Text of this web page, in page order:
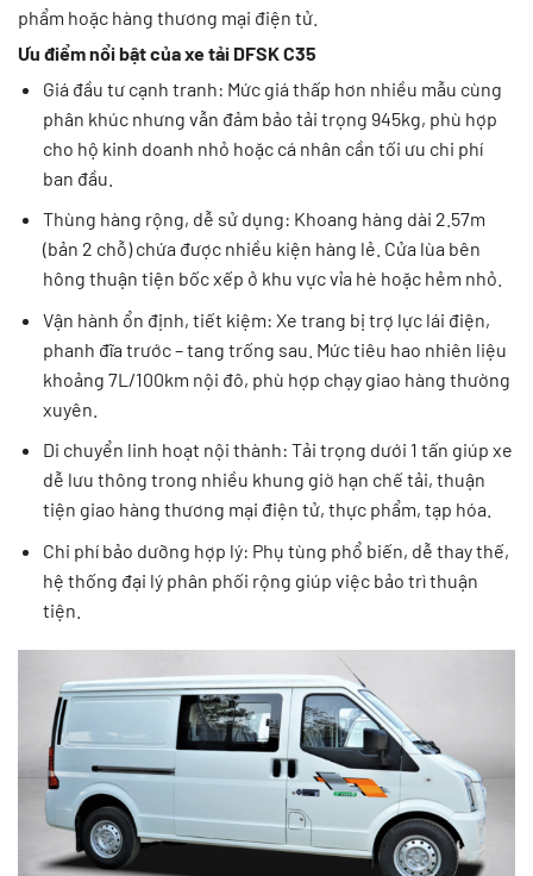
phẩm hoặc hàng thương mại điện tử.
Ưu điểm nổi bật của xe tải DFSK C35
Giá đầu tư cạnh tranh: Mức giá thấp hơn nhiều mẫu cùng
phân khúc nhưng vẫn đảm bảo tải trọng 945kg, phù hợp
cho hộ kinh doanh nhỏ hoặc cá nhân cần tối ưu chi phí
ban đầu.
Thùng hàng rộng, dễ sử dụng: Khoang hàng dài 2.57m
(bản 2 chỗ) chứa được nhiều kiện hàng lẻ. Cửa lùa bên
hông thuận tiện bốc xếp ở khu vực vỉa hè hoặc hẻm nhỏ.
Vận hành ổn định, tiết kiệm: Xe trang bị trợ lực lái điện,
phanh đĩa trước – tang trống sau. Mức tiêu hao nhiên liệu
khoảng 7L/100km nội đô, phù hợp chạy giao hàng thường
xuyên.
Di chuyển linh hoạt nội thành: Tải trọng dưới 1 tấn giúp xe
dễ lưu thông trong nhiều khung giờ hạn chế tải, thuận
tiện giao hàng thương mại điện tử, thực phẩm, tạp hóa.
Chi phí bảo dưỡng hợp lý: Phụ tùng phổ biến, dễ thay thế,
hệ thống đại lý phân phối rộng giúp việc bảo trì thuận
tiện.